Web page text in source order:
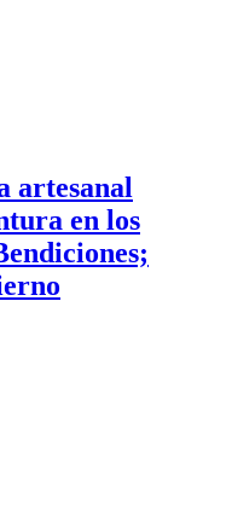
artesanal
en los